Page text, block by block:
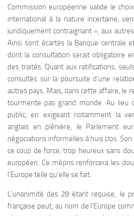
Commission européenne valide le
international à la nature incertaine,
juridiquement contraignant », aux
Ainsi sont écartés la Banque centrale
dont la consultation serait obligatoire
des traités. Quant aux ratifications,
consultés sur la poursuite d’une
autres pays. Mais, dans cette affaire, le
tourmente pas grand monde. Au lieu
public, en exigeant notamment la
anglais en plénière, le Parlement
négociations informelles à huis clos.
ce coup de force, trop heureux sans
européen. Ce mépris renforcera les
l’Europe telle qu’elle se fait.
L’unanimité des 28 étant requise, le
française peut, au nom de l’Europe